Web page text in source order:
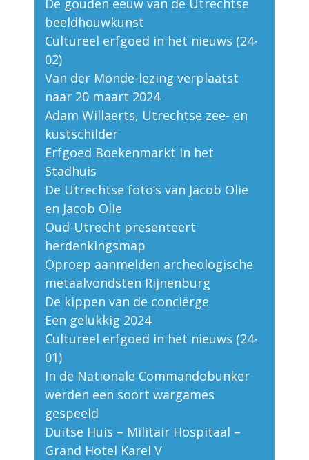
De gouden eeuw van de Utrechtse
beeldhouwkunst
Cultureel erfgoed in het nieuws (24-
02)
Van der Monde-lezing verplaatst
naar 20 maart 2024
Adam Willaerts, Utrechtse zee- en
kustschilder
Erfgoed Boekenmarkt in het
Stadhuis
De Utrechtse foto’s van Jacob Olie
en Jacob Olie
Oud-Utrecht presenteert
herdenkingsmap
Oproep aanmelden archeologische
metaalvondsten Rijnenburg
De kippen van de conciërge
Een gelukkig 2024
Cultureel erfgoed in het nieuws (24-
01)
In de Nationale Commandobunker
werden een soort wargames
gespeeld
Duitse Huis – Militair Hospitaal –
Grand Hotel Karel V